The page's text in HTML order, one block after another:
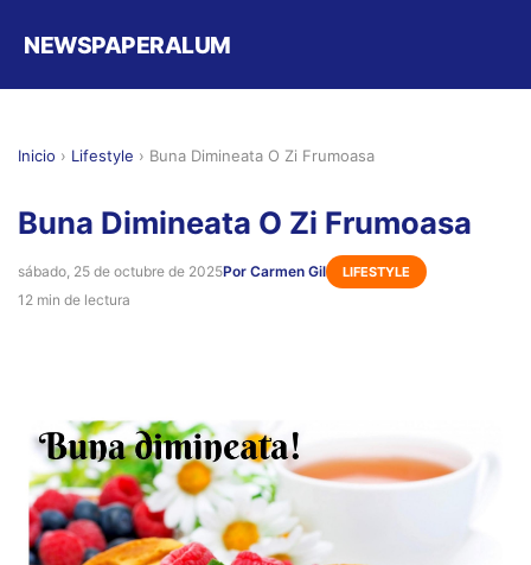
NEWSPAPERALUM
Inicio › Lifestyle › Buna Dimineata O Zi Frumoasa
Buna Dimineata O Zi Frumoasa
sábado, 25 de octubre de 2025Por Carmen Gil LIFESTYLE
12 min de lectura